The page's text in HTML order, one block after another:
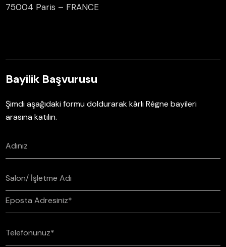
75004 Paris – FRANCE
Bayilik Başvurusu
Şimdi aşağıdaki formu doldurarak kârlı Régne bayileri
arasına katılın.